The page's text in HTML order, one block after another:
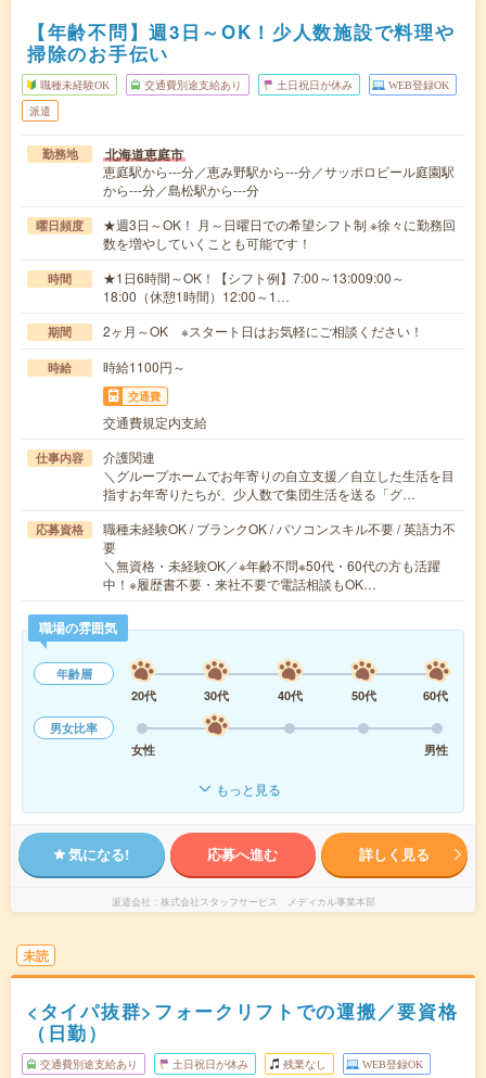
【年齢不問】週3日～OK！少人数施設で料理や
掃除のお手伝い
職種未経験OK 交通費別途支給あり 土日祝日が休み WEB登録OK
派遣
勤務地 北海道恵庭市
恵庭駅から---分／恵み野駅から---分／サッポロビール庭園駅
から---分／島松駅から---分
曜日頻度
★週3日～OK！ 月～日曜日での希望シフト制 ※徐々に勤務回
数を増やしていくことも可能です！
時間
★1日6時間～OK！【シフト例】7:00～13:009:00～
18:00（休憩1時間）12:00～1…
期間 2ヶ月～OK ※スタート日はお気軽にご相談ください！
時給 時給1100円～
交通費
交通費規定内支給
仕事内容
介護関連
＼グループホームでお年寄りの自立支援／自立した生活を目
指すお年寄りたちが、少人数で集団生活を送る「グ…
応募資格
職種未経験OK / ブランクOK / パソコンスキル不要 / 英語力不
要
＼無資格・未経験OK／※年齢不問※50代・60代の方も活躍
中！※履歴書不要・来社不要で電話相談もOK…
職場の雰囲気
年齢層
20代
30代 40代 50代
60代
男女比率
女性
男性
もっと見る
気になる! 応募へ進む 詳しく見る
派遣会社 株式会社スタッフサービス メディカル事業本部
未読
<タイパ抜群>フォークリフトでの運搬／要資格
（日勤）
交通費別途支給あり 土日祝日が休み 残業なし WEB登録OK